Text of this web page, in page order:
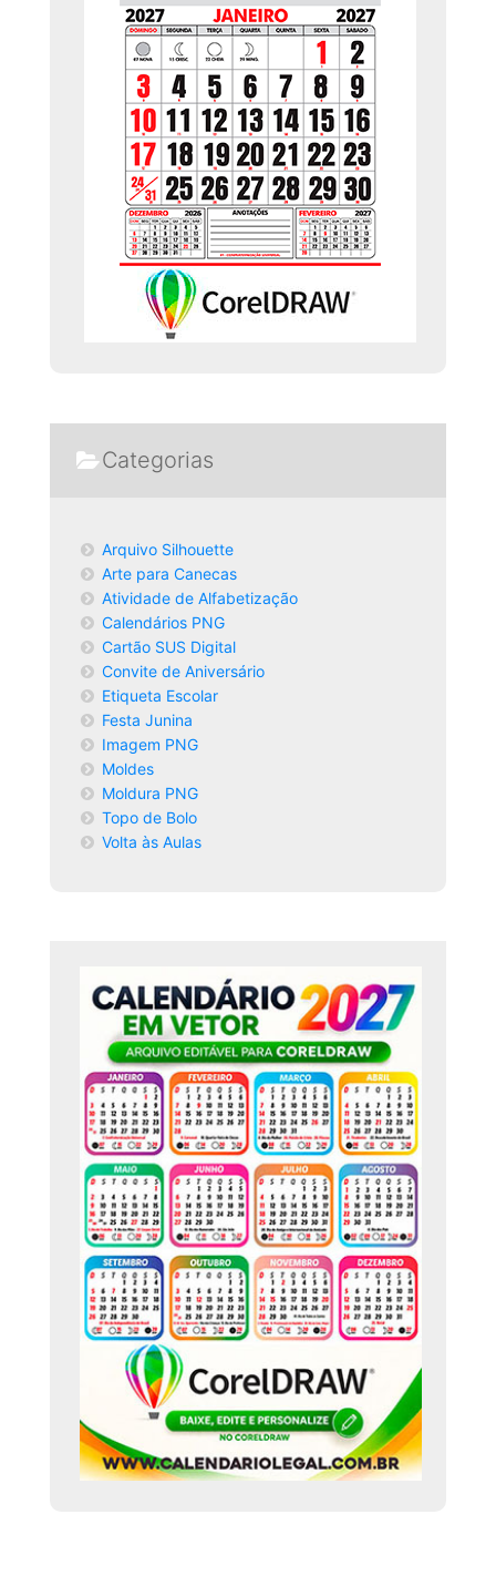
Categorias
Arquivo Silhouette
Arte para Canecas
Atividade de Alfabetização
Calendários PNG
Cartão SUS Digital
Convite de Aniversário
Etiqueta Escolar
Festa Junina
Imagem PNG
Moldes
Moldura PNG
Topo de Bolo
Volta às Aulas